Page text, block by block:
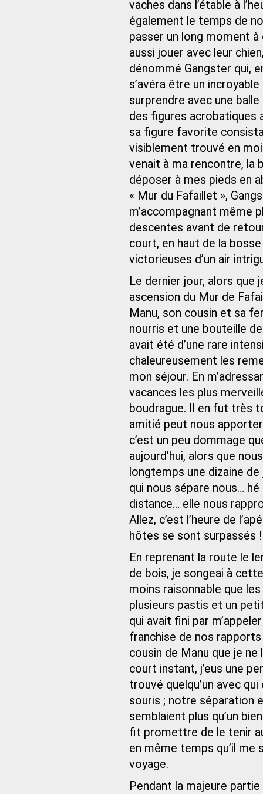
vaches dans l’étable à
également le temps de
passer un long moment à
aussi jouer avec leur
dénommé Gangster qui,
s’avéra être un
surprendre avec une
des figures acrobatiques
sa figure favorite
visiblement trouvé en
venait à ma rencontre, la
déposer à mes pieds en
« Mur du Fafaillet »,
m’accompagnant même
descentes avant de
court, en haut de la
victorieuses d’un air
Le dernier jour, alors
ascension du Mur de
Manu, son cousin et sa
nourris et une bouteille
avait été d’une rare
chaleureusement les
mon séjour. En
vacances les plus
boudrague. Il en fut très
amitié peut nous
c’est un peu dommage
aujourd’hui, alors que
longtemps une dizaine
qui nous sépare nous…
distance… elle nous
Allez, c’est l’heure de
hôtes se sont surpassés !
En reprenant la route le
de bois, je songeai à
moins raisonnable que
plusieurs pastis et un
qui avait fini par
franchise de nos rapports
cousin de Manu que je
court instant, j’eus une
trouvé quelqu’un avec
souris ; notre séparation
semblaient plus qu’un
fit promettre de le tenir
en même temps qu’il me
voyage.
Pendant la majeure